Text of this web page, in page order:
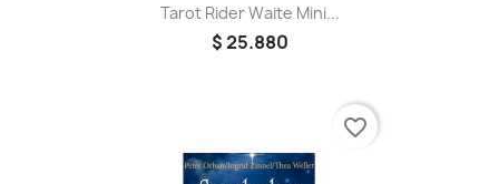
Tarot Rider Waite Mini...
$ 25.880
favorite_border